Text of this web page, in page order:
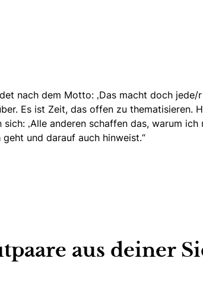
nach dem Motto: ‚Das macht doch jede/
Es ist Zeit, das offen zu thematisieren.
‚Alle anderen schaffen das, warum ich
und darauf auch hinweist.“
aus deiner